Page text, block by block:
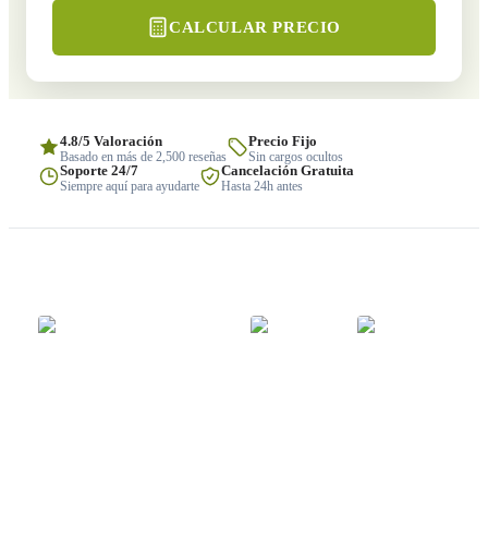
CALCULAR PRECIO
4.8/5 Valoración
Basado en más de 2,500 reseñas
Precio Fijo
Sin cargos ocultos
Soporte 24/7
Siempre aquí para ayudarte
Cancelación Gratuita
Hasta 24h antes